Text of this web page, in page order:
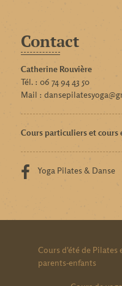
Contact
Catherine Rouvière
Tél. : 06 74 94 43 50
Mail :
Cours particuliers et cours
Yoga Pilates & Danse
Cours d'été de Pilates
parents-enfants